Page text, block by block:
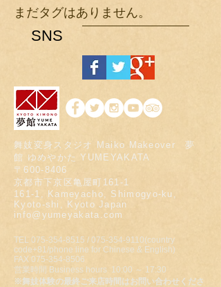
まだタグはありません。
SNS
舞妓変身スタジオ Maiko Makeover 夢
館 ゆめやかた YUMEYAKATA
〒600-8406
京都市下京区亀屋町161-1
161-1, Kameyacho, Shimogyo-ku,
Kyoto-shi, Kyoto Japan
info@yumeyakata.com
TEL 075-354-8515 / 075-354-9110(country
code+81/phone line for Chinese & English)
FAX 075-354-8506
営業時間 Business hours 10:00 ～ 17:30
※舞妓体験の最終ご来店時間はお問い合わせくださ